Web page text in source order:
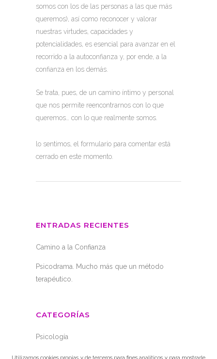
somos con los de las personas a las que más
queremos), así como reconocer y valorar
nuestras virtudes, capacidades y
potencialidades, es esencial para avanzar en el
recorrido a la autoconfianza y, por ende, a la
confianza en los demás.
Se trata, pues, de un camino íntimo y personal
que nos permite reencontrarnos con lo que
queremos… con lo que realmente somos.
lo sentimos, el formulario para comentar está
cerrado en este momento.
ENTRADAS RECIENTES
Camino a la Confianza
Psicodrama. Mucho más que un método
terapéutico.
CATEGORÍAS
Psicología